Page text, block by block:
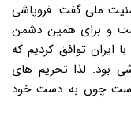
ملی گفت: فروپاشی
و برای همین دشمن
سال ۹۲ گفت زمانی با ایران توافق کردیم که
بود. لذا تحریم های
است چون به دست خود